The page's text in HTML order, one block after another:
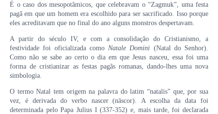
É o caso dos mesopotâmicos, que celebravam o “Zagmuk”, uma festa
pagã em que um homem era escolhido para ser sacrificado. Isso porque
eles acreditavam que no final do ano alguns monstros despertavam.
A partir do século IV, e com a consolidação do Cristianismo, a
festividade foi oficializada como Natale Domini (Natal do Senhor).
Como não se sabe ao certo o dia em que Jesus nasceu, essa foi uma
forma de cristianizar as festas pagãs romanas, dando-lhes uma nova
simbologia.
O termo Natal tem origem na palavra do latim “natalis” que, por sua
vez, é derivada do verbo nascer (nāscor). A escolha da data foi
determinada pelo Papa Julius I (337-352) e, mais tarde, foi declarada